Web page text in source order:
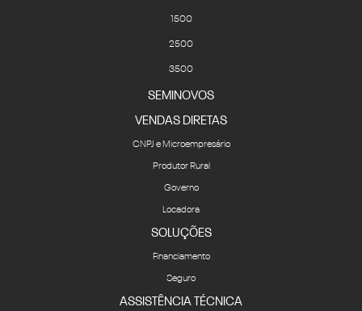
1500
2500
3500
SEMINOVOS
VENDAS DIRETAS
CNPJ e Microempresário
Produtor Rural
Governo
Locadora
SOLUÇÕES
Financiamento
Seguro
ASSISTÊNCIA TÉCNICA